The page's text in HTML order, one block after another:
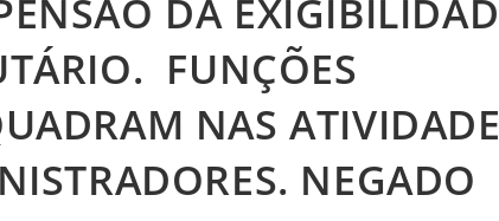
DA
FUNÇÕES
NAS
NEGADO